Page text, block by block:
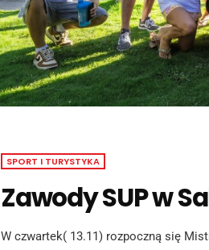
SPORT I TURYSTYKA
Zawody SUP w
W czwartek( 13.11) rozpoczną się